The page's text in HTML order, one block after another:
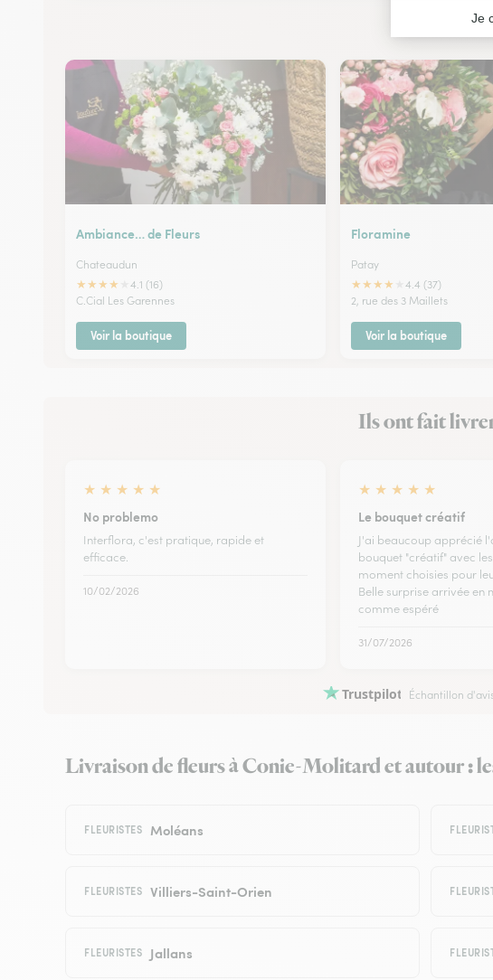
Ambiance… de Fleurs
Chateaudun
★★★★
4.1 (16)
C.Cial Les Garennes
Voir la boutique
Floramine
Patay
★★★★
4.4 (37)
2, rue des 3 Maillets
Voir la boutique
Ils ont fait
★ ★ ★ ★ ★
No problemo
Interflora, c'est pratique, rapide et
efficace.
10/02/2026
★ ★ ★ ★ ★
Le bouquet créatif
J'ai beaucoup apprécié
bouquet "créatif" avec
moment choisies pour
Belle surprise arrivée en
comme espéré
31/07/2026
Trustpilot Échantillon
Livraison de fleurs à Conie-Molitard et autour :
FLEURISTES Moléans
FLEURISTES Villiers-Saint-Orien
FLEURISTES Jallans